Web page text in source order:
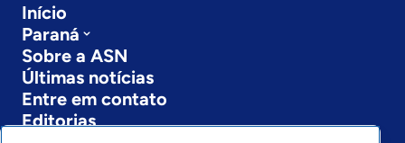
Início
Paraná
Sobre a ASN
Últimas notícias
Entre em contato
Editorias